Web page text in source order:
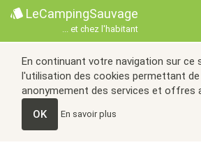
LeCampingSauvage
... et chez l'habitant
En continuant votre navigation sur ce
l'utilisation des cookies permettant
anonymement des services et offres
OK
En savoir plus